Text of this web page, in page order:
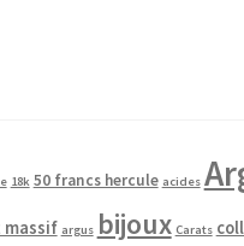
18k 50 francs hercule acides
massif argus bijoux Carats